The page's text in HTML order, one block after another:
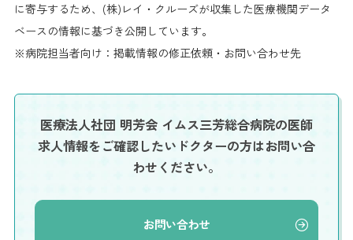
に寄与するため、(株)レイ・クルーズが収集した医療機関データ
ベースの情報に基づき公開しています。
※病院担当者向け：掲載情報の修正依頼・お問い合わせ先
医療法人社団 明芳会 イムス三芳総合病院の医師
求人情報をご確認したいドクターの方はお問い合
わせください。
お問い合わせ